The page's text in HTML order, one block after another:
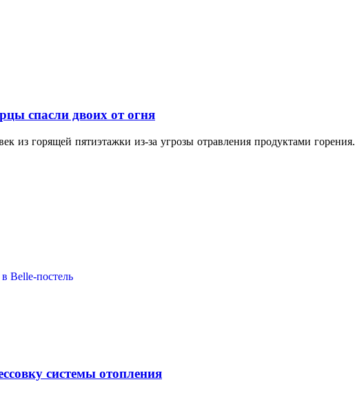
спасли двоих от огня
из горящей пятиэтажки из-за угрозы отравления продуктами горения.
системы отопления